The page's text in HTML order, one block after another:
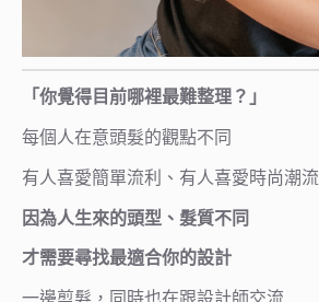
「你覺得目前哪裡最難整理？」
每個人在意頭髮的觀點不同
有人喜愛簡單流利、有人喜愛時尚潮流
因為人生來的頭型、髮質不同
才需要尋找最適合你的設計